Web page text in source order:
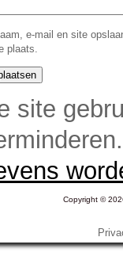
e-mail en site
plaats.
site
Copyright ©